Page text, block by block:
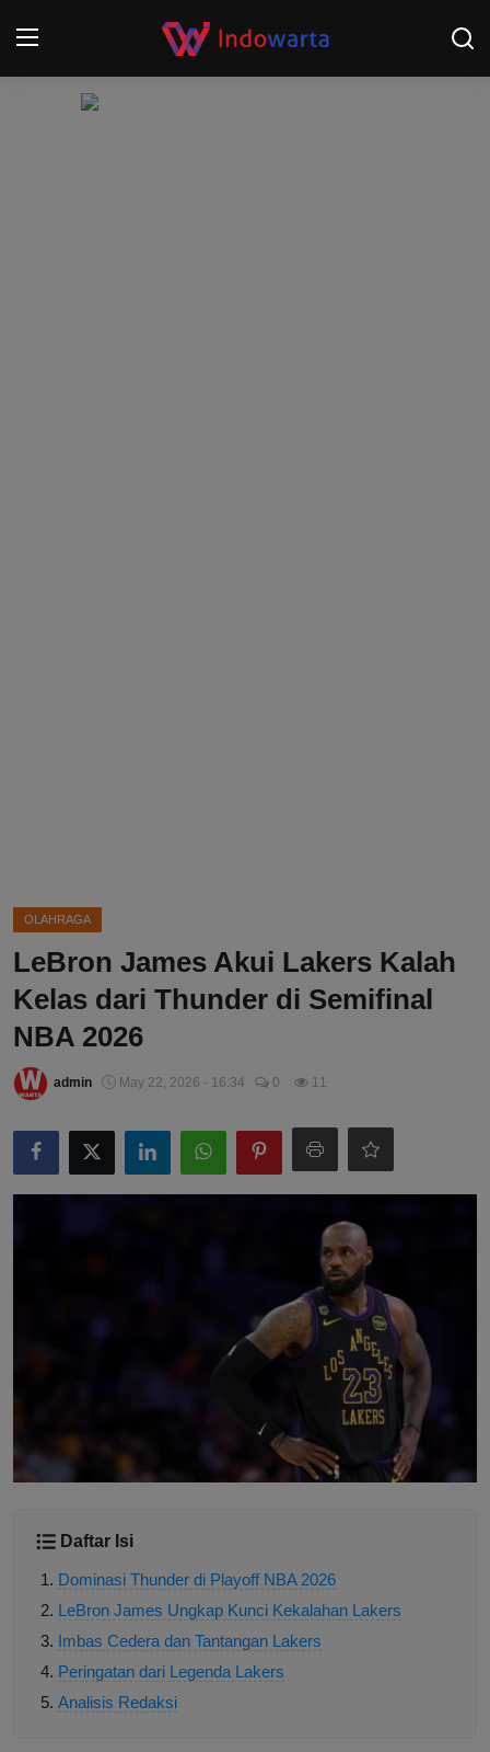
OLAHRAGA
LeBron James Akui Lakers Kalah
Kelas dari Thunder di Semifinal
NBA 2026
admin May 22, 2026 - 16:34 0 11
Daftar Isi
Dominasi Thunder di Playoff NBA 2026
LeBron James Ungkap Kunci Kekalahan Lakers
Imbas Cedera dan Tantangan Lakers
Peringatan dari Legenda Lakers
Analisis Redaksi